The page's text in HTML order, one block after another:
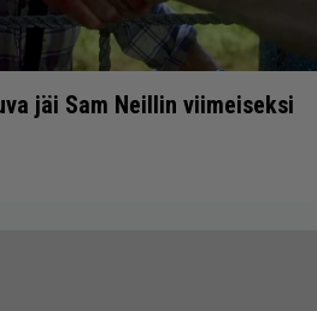
jäi Sam Neillin viimeiseksi